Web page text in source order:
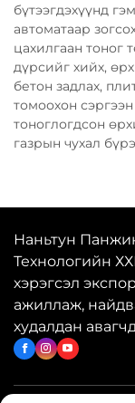
бүтээгдэхүүнд
автоматаар
цахилгаан тоног
дүрсийг хийх,
бетон задлах,
томоохон
тоноглогдсон
газрын чухал
Наньтун
Технологийн
хэрэгсэл
ажиллаж,
худалдан